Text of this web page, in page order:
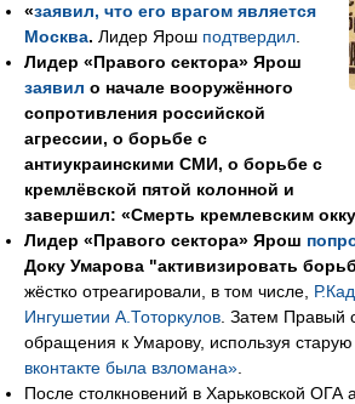
«заявил, что его врагом является
Москва. Лидер Ярош подтвердил
Лидер «Правого сектора» Ярош
заявил о начале вооружённого
сопротивления российской
агрессии, о борьбе с
антиукраинскими СМИ, о борьбе с
кремлёвской пятой колонной и
завершил: «Смерть кремлевским
Лидер «Правого сектора» Ярош
Доку Умарова "активизировать
жёстко отреагировали, в том числе,
Ингушетии А.Тоторкулов . Затем Правый
обращения к Умарову, используя старую
вконтакте была взломана»
После столкновений в Харьковской ОГА